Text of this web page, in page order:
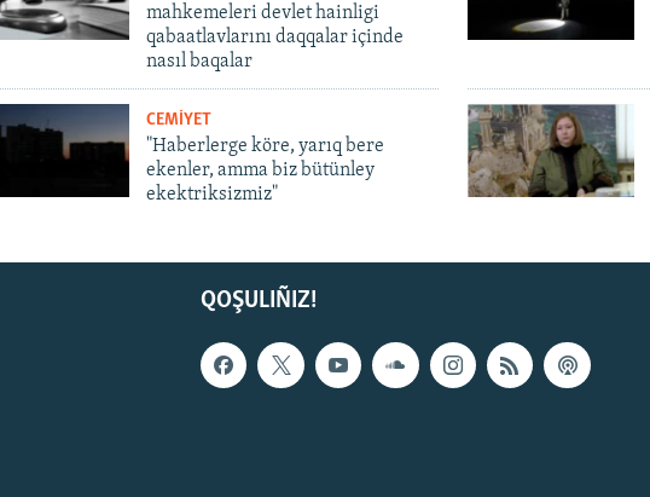
mahkemeleri devlet hainligi
qabaatlavlarını daqqalar içinde
nasıl baqalar
CEMİYET
"Haberlerge köre, yarıq bere
ekenler, amma biz bütünley
ekektriksizmiz"
QOŞULIÑIZ!